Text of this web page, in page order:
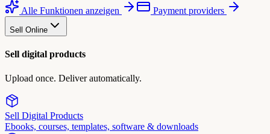
Alle Funktionen anzeigen
Payment providers
Sell Online
Sell digital products
Upload once. Deliver automatically.
Sell Digital Products
Ebooks, courses, templates, software & downloads